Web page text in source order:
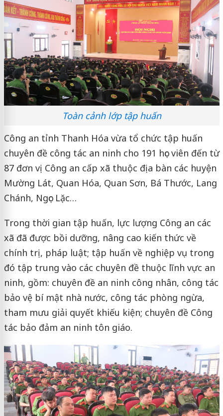
Toàn cảnh lớp tập huấn
Công an tỉnh Thanh Hóa vừa tổ chức tập huấn
chuyên đề công tác an ninh cho 191 học viên đến từ
87 đơn vị Công an cấp xã thuộc địa bàn các huyện
Mường Lát, Quan Hóa, Quan Sơn, Bá Thước, Lang
Chánh, Ngọc Lặc…
Trong thời gian tập huấn, lực lượng Công an các
xã đã được bồi dưỡng, nâng cao kiến thức về
chính trị, pháp luật; tập huấn về nghiệp vụ trong
đó tập trung vào các chuyên đề thuộc lĩnh vực an
ninh, gồm: chuyên đề an ninh công nhân, công tác
bảo vệ bí mật nhà nước, công tác phòng ngừa,
tham mưu giải quyết khiếu kiện; chuyên đề Công
tác bảo đảm an ninh tôn giáo.